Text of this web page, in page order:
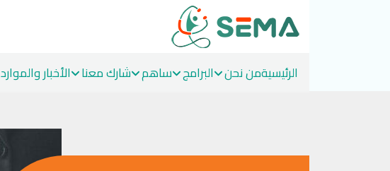
الرئيسيةمن نحن البرامج ساهم شارك معنا الأخبار والموارد